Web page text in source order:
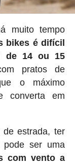
muito tempo
bikes é difícil
de 14 ou 15
pratos de
o máximo
converta em
de estrada, ter
pode ser uma
com vento a